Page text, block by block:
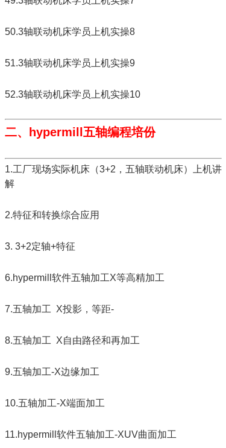
50.3轴联动机床学员上机实操8
51.3轴联动机床学员上机实操9
52.3轴联动机床学员上机实操10
二、hypermill五轴编程培份
1.工厂现场实际机床（3+2，五轴联动机床）上机讲
解
2.特征和转换综合应用
3. 3+2定轴+特征
6.hypermill软件五轴加工X等高精加工
7.五轴加工 X投影，等距-
8.五轴加工 X自由路径和再加工
9.五轴加工-X边缘加工
10.五轴加工-X端面加工
11.hypermill软件五轴加工-XUV曲面加工